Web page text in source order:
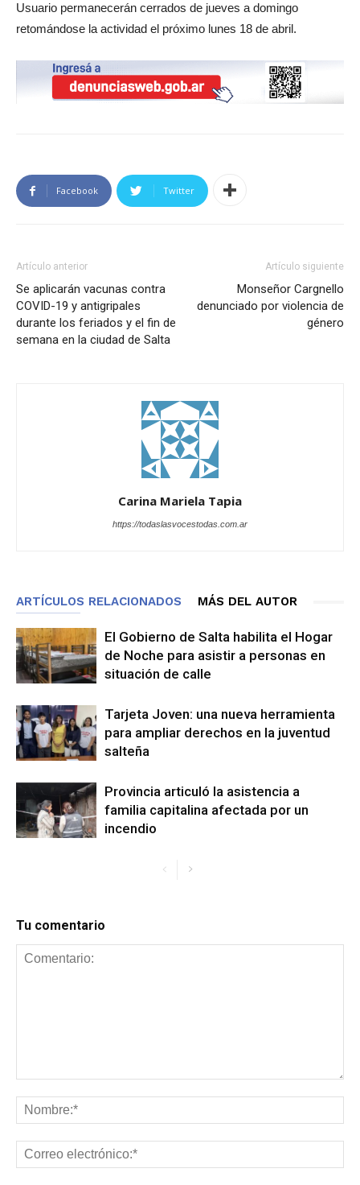
Usuario permanecerán cerrados de jueves a domingo
retomándose la actividad el próximo lunes 18 de abril.
Facebook Twitter
Artículo anterior
Se aplicarán vacunas contra
COVID-19 y antigripales
durante los feriados y el fin de
semana en la ciudad de Salta
Artículo siguiente
Monseñor Cargnello
denunciado por violencia de
género
Carina Mariela Tapia
https://todaslasvocestodas.com.ar
ARTÍCULOS RELACIONADOS MÁS DEL AUTOR
El Gobierno de Salta habilita el Hogar
de Noche para asistir a personas en
situación de calle
Tarjeta Joven: una nueva herramienta
para ampliar derechos en la juventud
salteña
Provincia articuló la asistencia a
familia capitalina afectada por un
incendio
Tu comentario